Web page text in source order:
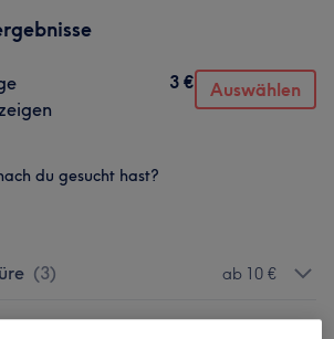
3 € Auswählen
du gesucht hast?
(3) ab 10 €
(8)